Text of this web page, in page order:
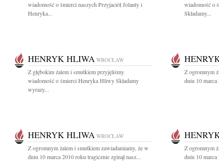
wiadomość o śmierci naszych Przyjaciół Jolanty i
Henryka...
wiadomość o
Składamy...
HENRYK HLIWA WROCŁAW
Z głębokim żalem i smutkiem przyjęliśmy
wiadomość o śmierci Henryka Hliwy Składamy
wyrazy...
Z ogromnym
dniu 10 marca
HENRYK HLIWA WROCŁAW
Z ogromnym żalem i smutkiem zawiadamiamy, że w
dniu 10 marca 2010 roku tragicznie zginął nasz...
Z ogromnym
dniu 10 marca